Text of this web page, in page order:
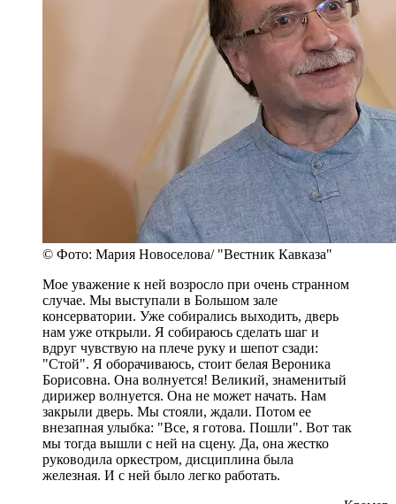
© Фото: Мария Новоселова/ "Вестник Кавказа"
Мое уважение к ней возросло при очень странном
случае. Мы выступали в Большом зале
консерватории. Уже собирались выходить, дверь
нам уже открыли. Я собираюсь сделать шаг и
вдруг чувствую на плече руку и шепот сзади:
"Стой". Я оборачиваюсь, стоит белая Вероника
Борисовна. Она волнуется! Великий, знаменитый
дирижер волнуется. Она не может начать. Нам
закрыли дверь. Мы стояли, ждали. Потом ее
внезапная улыбка: "Все, я готова. Пошли". Вот так
мы тогда вышли с ней на сцену. Да, она жестко
руководила оркестром, дисциплина была
железная. И с ней было легко работать.